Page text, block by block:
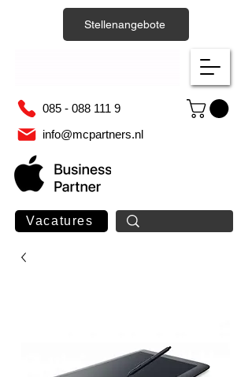
085 - 088 111 9
info@mcpartners.nl
Vacatures
Stellenangebote